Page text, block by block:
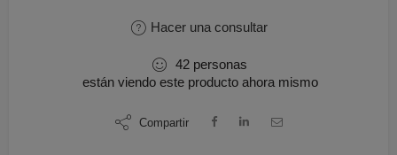
Hacer una consultar
42 personas
están viendo este producto ahora mismo
Compartir